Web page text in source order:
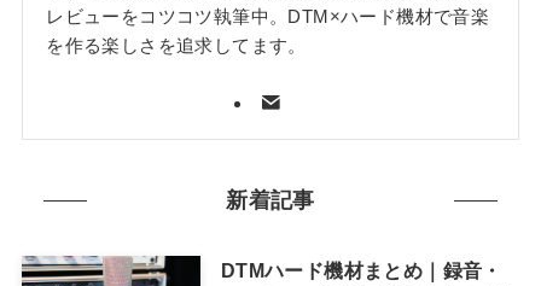
レビューをコツコツ執筆中。DTM×ハード機材で音楽
を作る楽しさを追求してます。
新着記事
DTMハード機材まとめ｜録音・